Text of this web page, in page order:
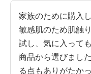
家族のために購入し
敏感肌のため肌触
試し、気に入って
商品から選びまし
る点もありがたか